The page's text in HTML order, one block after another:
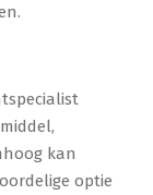
kan
optie